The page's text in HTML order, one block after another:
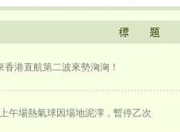
香港直航第二波來勢洶洶！
午場熱氣球因場地泥濘，暫停乙次